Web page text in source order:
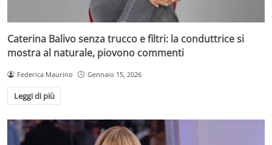
Caterina Balivo senza trucco e filtri: la conduttrice si
mostra al naturale, piovono commenti
Federica Maurino Gennaio 15, 2026
Leggi di più